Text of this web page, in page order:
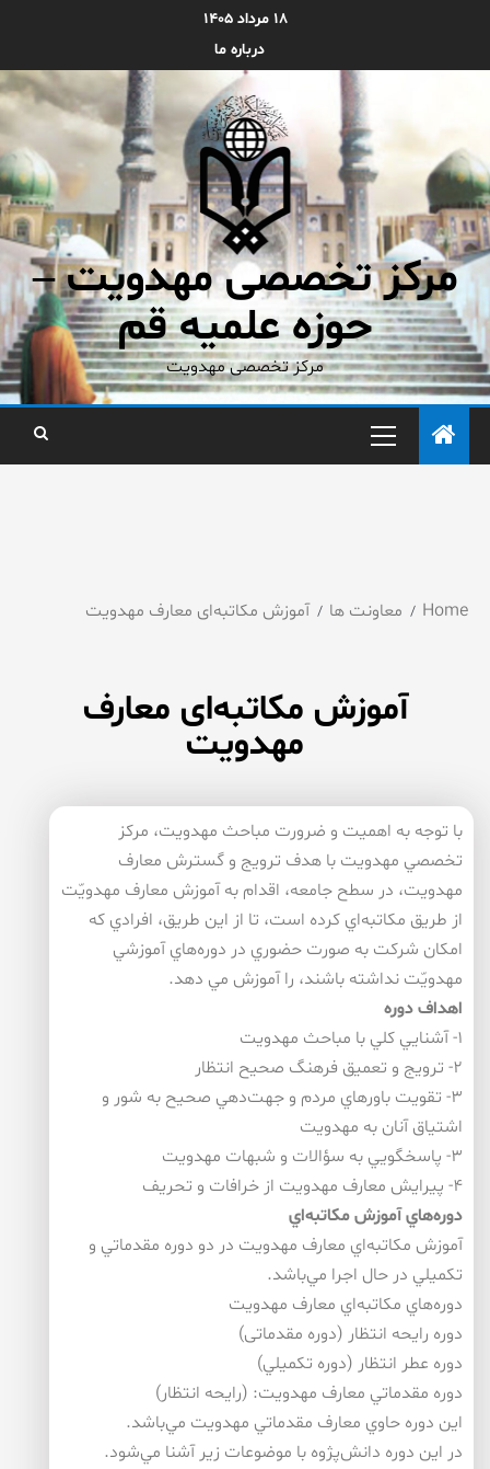
۱۸ مرداد ۱۴۰۵
درباره ما
مرکز تخصصی مهدویت –
حوزه علمیه قم
مرکز تخصصی مهدویت
Home معاونت ها آموزش مكاتبه‌ای معارف مهدویت
آموزش مكاتبه‌ای معارف
مهدویت
با توجه به اهميت و ضرورت مباحث مهدويت، مركز
تخصصي مهدويت با هدف ترويج و گسترش معارف
مهدويت، در سطح جامعه، اقدام به آموزش معارف مهدويّت
از طريق مكاتبه‌اي كرده است، تا از اين طريق، افرادي كه
امكان شركت به صورت حضوري در دوره‌هاي آموزشي
مهدويّت نداشته باشند، را آموزش مي دهد.
اهداف دوره
۱- آشنايي كلي با مباحث مهدويت
۲- ترويج و تعميق فرهنگ صحيح انتظار
۳- تقويت باورهاي مردم و جهت‌دهي صحيح به شور و
اشتياق آنان به مهدويت
۳- پاسخگويي به سؤالات و شبهات مهدويت
۴- پيرايش معارف مهدويت از خرافات و تحريف
دوره‌هاي آموزش مكاتبه‌اي
آموزش مكاتبه‌اي معارف مهدويت در دو دوره مقدماتي و
تكميلي در حال اجرا مي‌باشد.
دوره‌هاي مكاتبه‌اي معارف مهدويت
دوره رايحه انتظار (دوره مقدماتی)
دوره عطر انتظار (دوره تكميلي)
دوره مقدماتي معارف مهدويت: (رايحه انتظار)
اين دوره حاوي معارف مقدماتي مهدويت مي‌باشد.
در اين دوره دانش‌پژوه با موضوعات زير آشنا مي‌شود.